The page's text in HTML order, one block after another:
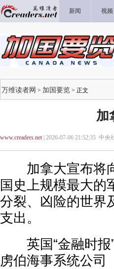
新闻 视频
万维读者网 > 加国要览 > 正文
加
www.creaders.net| 2026-07-06 21:52:35 中央
加拿大宣布将向
国史上规模最大的
分裂、凶险的世界
支出。
英国“金融时报”
虏伯海事系统公司